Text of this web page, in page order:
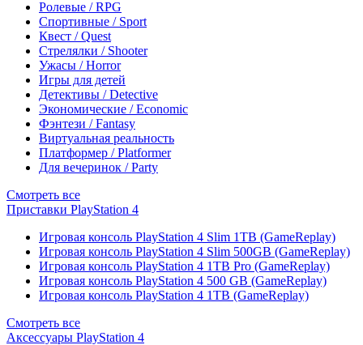
Ролевые / RPG
Спортивные / Sport
Квест / Quest
Стрелялки / Shooter
Ужасы / Horror
Игры для детей
Детективы / Detective
Экономические / Economic
Фэнтези / Fantasy
Виртуальная реальность
Платформер / Platformer
Для вечеринок / Party
Смотреть все
Приставки PlayStation 4
Игровая консоль PlayStation 4 Slim 1TB (GameReplay)
Игровая консоль PlayStation 4 Slim 500GB (GameReplay)
Игровая консоль PlayStation 4 1TB Pro (GameReplay)
Игровая консоль PlayStation 4 500 GB (GameReplay)
Игровая консоль PlayStation 4 1TB (GameReplay)
Смотреть все
Аксессуары PlayStation 4